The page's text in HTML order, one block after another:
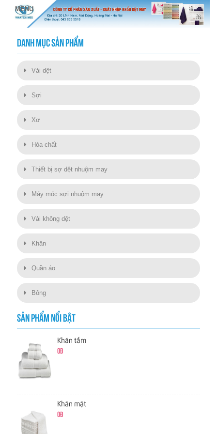
DANH MỤC SẢN PHẨM
Vải dệt
Sợi
Xơ
Hóa chất
Thiết bị sợ dệt nhuộm may
Máy móc sợi nhuộm may
Vải không dệt
Khăn
Quần áo
Bông
SẢN PHẨM NỔI BẬT
Khăn tắm
0đ
Khăn mặt
0đ